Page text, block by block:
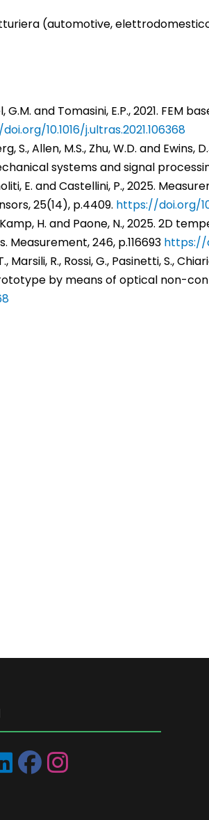
(automotive,
G.M. and Tomasini, E.P., 2021.
10.1016/j.ultras.2021.106368
S., Allen, M.S., Zhu, W.D. and
systems and signal
E. and Castellini, P., 2025.
25(14), p.4409. https://doi.org/
Kamp, H. and Paone, N., 2025.
246, p.116693 https://
Marsili, R., Rossi, G., Pasinetti, S.,
by means of optical non-